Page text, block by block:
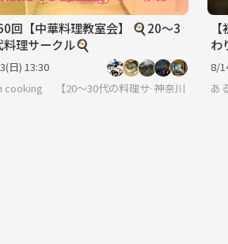
回【中華料理教室会】 🍳20〜3
料理サークル🍳
日) 13:30
cooking 【20～30代の料理サークル】
神奈川
わ
ム
8/
あ